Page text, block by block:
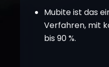
Mubite ist das
Verfahren, mit
bis 90 %.